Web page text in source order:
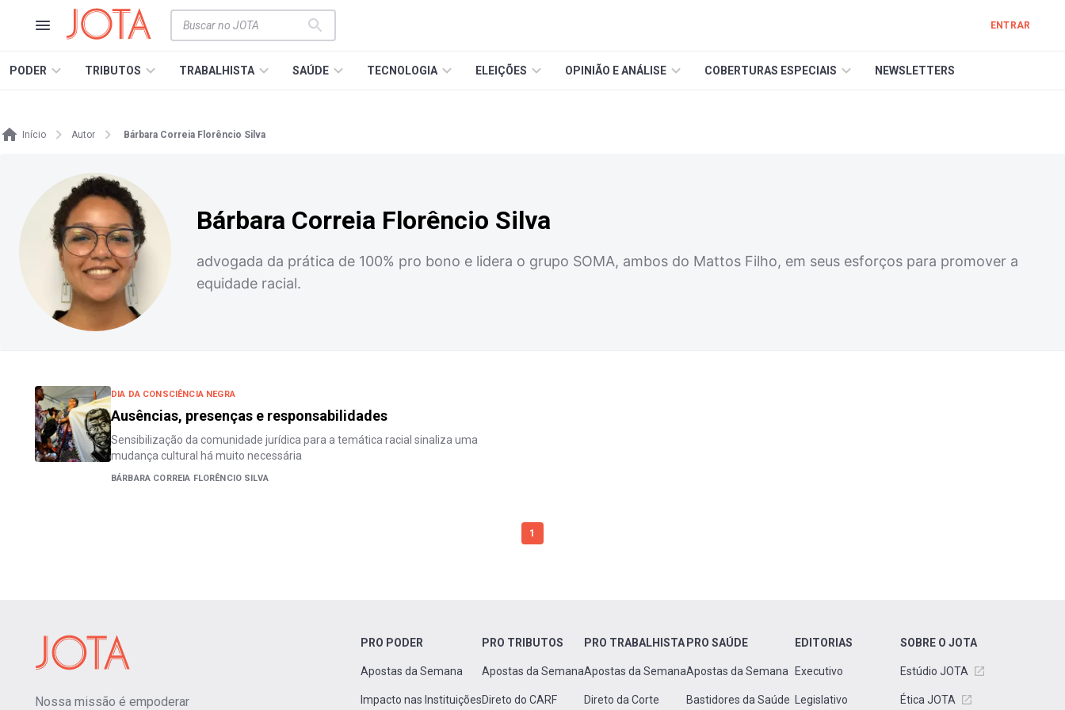
ENTRAR
PODER TRIBUTOS TRABALHISTA SAÚDE TECNOLOGIA ELEIÇÕES OPINIÃO E ANÁLISE COBERTURAS ESPECIAIS NEWSLETTERS
Início Autor Bárbara Correia Florêncio Silva
Bárbara Correia Florêncio Silva
advogada da prática de 100% pro bono e lidera o grupo SOMA, ambos do Mattos Filho, em seus esforços para promover a
equidade racial.
DIA DA CONSCIÊNCIA NEGRA
Ausências, presenças e responsabilidades
Sensibilização da comunidade jurídica para a temática racial sinaliza uma
mudança cultural há muito necessária
BÁRBARA CORREIA FLORÊNCIO SILVA
1
Nossa missão é empoderar
PRO PODER
Apostas da Semana
Impacto nas Instituições
PRO TRIBUTOS
Apostas da Semana
Direto do CARF
PRO TRABALHISTA
Apostas da Semana
Direto da Corte
PRO SAÚDE
Apostas da Semana
Bastidores da Saúde
EDITORIAS
Executivo
Legislativo
SOBRE O JOTA
Estúdio JOTA
Ética JOTA